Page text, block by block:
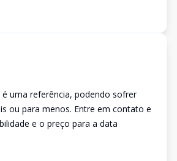
uma referência, podendo sofrer
ou para menos. Entre em contato e
e o preço para a data